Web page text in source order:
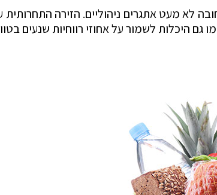
לא מעט אתגרים ניהוליים. הזירה
אחוזי רווחיות שנעים בטווח של 7-10 אחוז הם בהחלט משימה רב